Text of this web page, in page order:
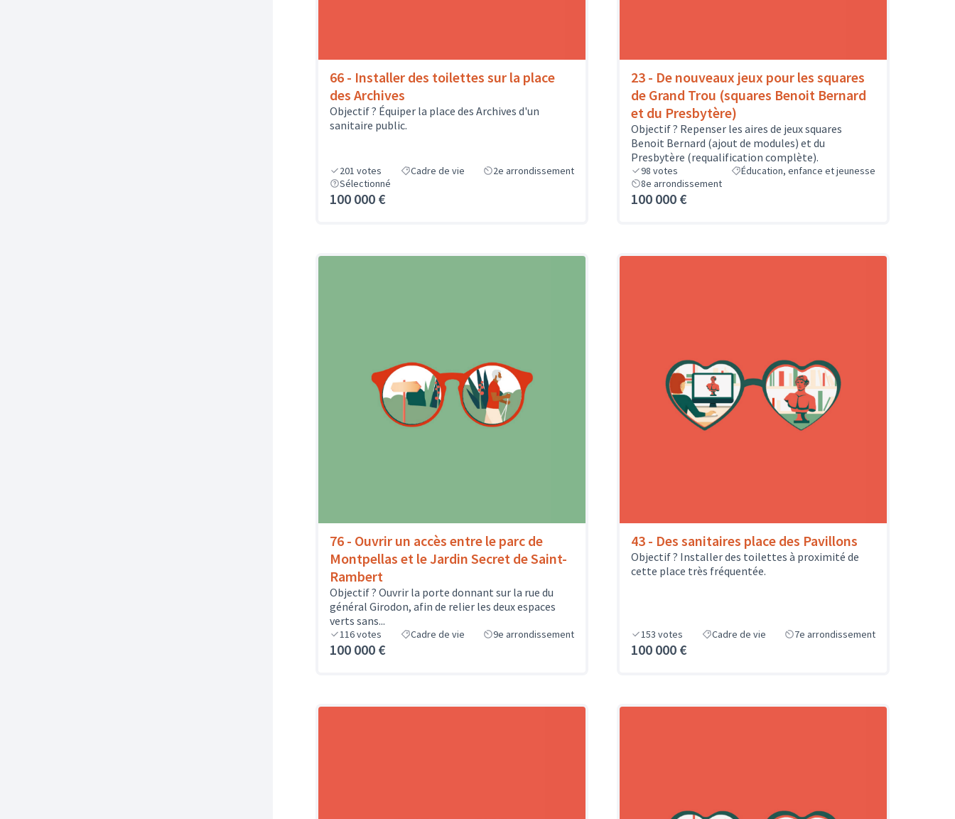
66 - Installer des toilettes sur la place
des Archives
Objectif ? Équiper la place des Archives d'un
sanitaire public.
201 votes Cadre de vie
2e arrondissement
Sélectionné
100 000 €
23 - De nouveaux jeux pour les squares
de Grand Trou (squares Benoit Bernard
et du Presbytère)
Objectif ? Repenser les aires de jeux squares
Benoit Bernard (ajout de modules) et du
Presbytère (requalification complète).
98 votes
Éducation, enfance et jeunesse
8e arrondissement
100 000 €
76 - Ouvrir un accès entre le parc de
Montpellas et le Jardin Secret de Saint-
Rambert
Objectif ? Ouvrir la porte donnant sur la rue du
général Girodon, afin de relier les deux espaces
verts sans...
116votes Cadre de vie 9e arrondissement
100 000 €
43 - Des sanitaires place des Pavillons
Objectif ? Installer des toilettes à proximité de
cette place très fréquentée.
153 votes Cadre de vie 7e arrondissement
100 000 €